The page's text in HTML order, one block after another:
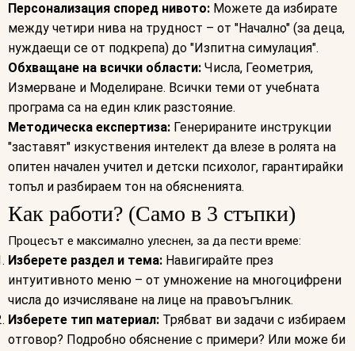
Персонализация според нивото: Можете да избирате
между четири нива на трудност – от "Начално" (за деца,
нуждаещи се от подкрепа) до "Изпитна симулация".
Обхващане на всички области: Числа, Геометрия,
Измерване и Моделиране. Всички теми от учебната
програма са на един клик разстояние.
Методическа експертиза: Генерираните инструкции
"заставят" изкуствения интелект да влезе в ролята на
опитен начален учител и детски психолог, гарантирайки
топъл и разбираем тон на обясненията.
Как работи? (Само в 3 стъпки)
Процесът е максимално улеснен, за да пести време:
Изберете раздел и тема: Навигирайте през
интуитивното меню – от умножение на многоцифрени
числа до изчисляване на лице на правоъгълник.
Изберете тип материал: Трябват ви задачи с избираем
отговор? Подробно обяснение с примери? Или може би